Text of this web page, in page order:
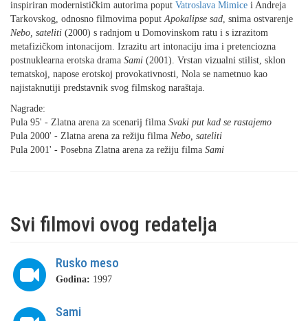
inspiriran modernističkim autorima poput Vatroslava Mimice i Andreja
Tarkovskog, odnosno filmovima poputApokalipse sad, snima ostvarenje
Nebo, sateliti (2000) s radnjom u Domovinskom ratu i s izrazitom
metafizičkom intonacijom. Izrazitu art intonaciju ima i pretenciozna
postnuklearna erotska drama Sami (2001). Vrstan vizualni stilist, sklon
tematskoj, napose erotskoj provokativnosti, Nola se nametnuo kao
najistaknutiji predstavnik svog filmskog naraštaja.
Nagrade:
Pula 95' - Zlatna arena za scenarij filma Svaki put kad se rastajemo
Pula 2000' - Zlatna arena za režiju filma Nebo, sateliti
Pula 2001' - Posebna Zlatna arena za režiju filma Sami
Svi filmovi ovog redatelja
Rusko meso
Godina: 1997
Sami